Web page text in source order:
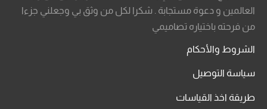
العالمين و دعوة مستجابة . شكرا لكل من وثق بي وجعلني جزءا
من فرحته باختياره تصاميمي
الشروط والأحكام
سياسة التوصيل
طريقة اخذ القياسات